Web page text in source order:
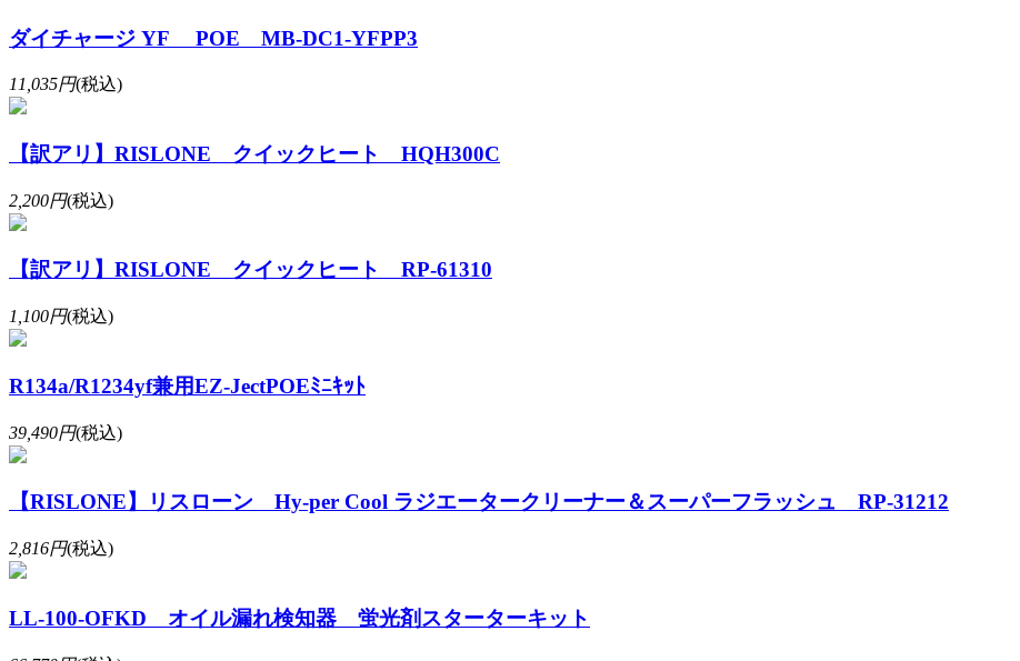
ダイチャージ YF POE MB-DC1-YFPP3
11,035円(税込)
【訳アリ】RISLONE クイックヒート HQH300C
2,200円(税込)
【訳アリ】RISLONE クイックヒート RP-61310
1,100円(税込)
R134a/R1234yf兼用EZ-JectPOEﾐﾆｷｯﾄ
39,490円(税込)
【RISLONE】リスローン Hy-per Cool ラジエータークリーナー＆スーパーフラッシュ RP-31212
2,816円(税込)
LL-100-OFKD オイル漏れ検知器 蛍光剤スターターキット